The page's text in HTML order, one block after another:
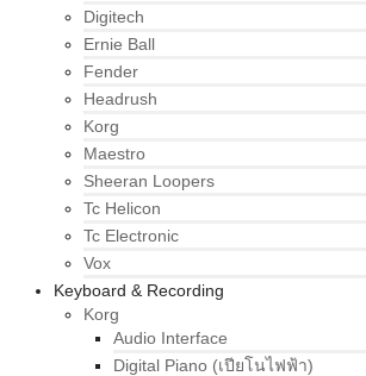
Digitech
Ernie Ball
Fender
Headrush
Korg
Maestro
Sheeran Loopers
Tc Helicon
Tc Electronic
Vox
Keyboard & Recording
Korg
Audio Interface
Digital Piano (เปียโนไฟฟ้า)